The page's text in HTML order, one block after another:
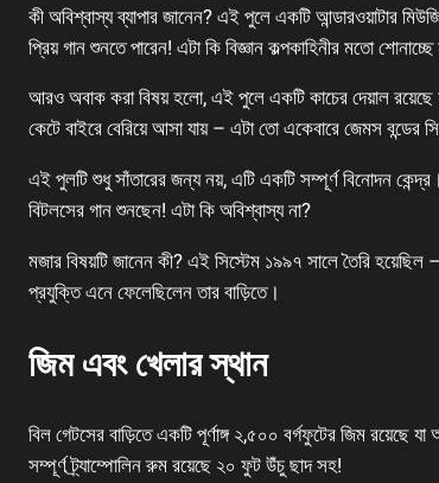
কী অবিশ্বাস্য ব্যাপার জানেন? এই পুলে একটি আন্ডারওয়াটার
প্রিয় গান শুনতে পারেন! এটা কি বিজ্ঞান কল্পকাহিনীর মতো শোনাচ্ছে
আরও অবাক করা বিষয় হলো, এই পুলে একটি কাচের দেয়াল রয়েছে
কেটে বাইরে বেরিয়ে আসা যায় – এটা তো একেবারে জেমস বন্ডের
এই পুলটি শুধু সাঁতারের জন্য নয়, এটি একটি সম্পূর্ণ বিনোদন
বিটলসের গান শুনছেন! এটা কি অবিশ্বাস্য না?
মজার বিষয়টি জানেন কী? এই সিস্টেম ১৯৯৭ সালে তৈরি
প্রযুক্তি এনে ফেলেছিলেন তার বাড়িতে।
জিম এবং খেলার স্থান
বিল গেটসের বাড়িতে একটি পূর্ণাঙ্গ ২,৫০০ বর্গফুটের জিম রয়েছে
সম্পূর্ণ ট্র্যাম্পোলিন রুম রয়েছে ২০ ফুট উঁচু ছাদ সহ!